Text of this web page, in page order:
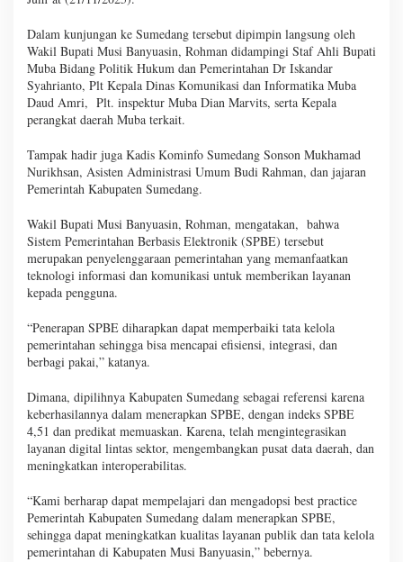
Dalam kunjungan ke Sumedang tersebut dipimpin langsung oleh
Wakil Bupati Musi Banyuasin, Rohman didampingi Staf Ahli Bupati
Muba Bidang Politik Hukum dan Pemerintahan Dr Iskandar
Syahrianto, Plt Kepala Dinas Komunikasi dan Informatika Muba
Daud Amri, Plt. inspektur Muba Dian Marvits, serta Kepala
perangkat daerah Muba terkait.
Tampak hadir juga Kadis Kominfo Sumedang Sonson Mukhamad
Nurikhsan, Asisten Administrasi Umum Budi Rahman, dan jajaran
Pemerintah Kabupaten Sumedang.
Wakil Bupati Musi Banyuasin, Rohman, mengatakan, bahwa
Sistem Pemerintahan Berbasis Elektronik (SPBE) tersebut
merupakan penyelenggaraan pemerintahan yang memanfaatkan
teknologi informasi dan komunikasi untuk memberikan layanan
kepada pengguna.
“Penerapan SPBE diharapkan dapat memperbaiki tata kelola
pemerintahan sehingga bisa mencapai efisiensi, integrasi, dan
berbagi pakai,” katanya.
Dimana, dipilihnya Kabupaten Sumedang sebagai referensi karena
keberhasilannya dalam menerapkan SPBE, dengan indeks SPBE
4,51 dan predikat memuaskan. Karena, telah mengintegrasikan
layanan digital lintas sektor, mengembangkan pusat data daerah, dan
meningkatkan interoperabilitas.
“Kami berharap dapat mempelajari dan mengadopsi best practice
Pemerintah Kabupaten Sumedang dalam menerapkan SPBE,
sehingga dapat meningkatkan kualitas layanan publik dan tata kelola
pemerintahan di Kabupaten Musi Banyuasin,” bebernya.